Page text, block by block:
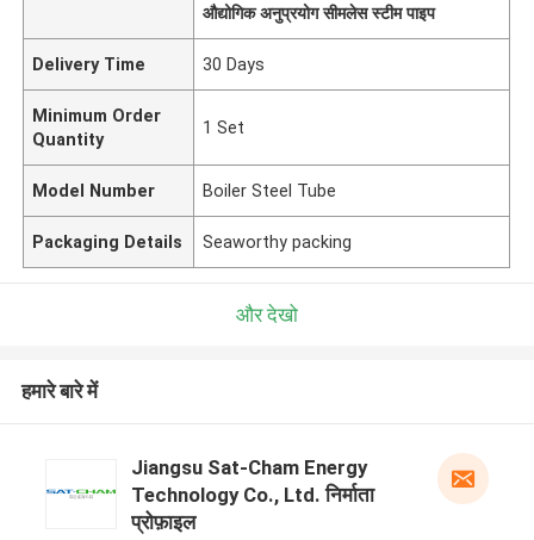
औद्योगिक अनुप्रयोग सीमलेस स्टीम पाइप
Delivery Time 30 Days
Minimum Order
Quantity
1 Set
Model Number Boiler Steel Tube
Packaging Details Seaworthy packing
और देखो
हमारे बारे में
Jiangsu Sat-Cham Energy
Technology Co., Ltd. निर्माता
प्रोफ़ाइल